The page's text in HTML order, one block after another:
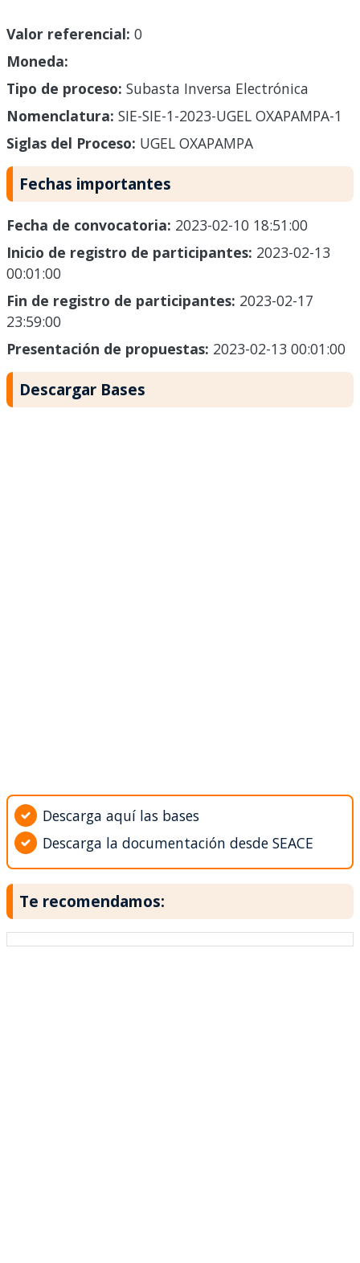
Valor referencial: 0
Moneda:
Tipo de proceso: Subasta Inversa Electrónica
Nomenclatura: SIE-SIE-1-2023-UGEL OXAPAMPA-1
Siglas del Proceso: UGEL OXAPAMPA
Fechas importantes
Fecha de convocatoria: 2023-02-10 18:51:00
Inicio de registro de participantes: 2023-02-13
00:01:00
Fin de registro de participantes: 2023-02-17
23:59:00
Presentación de propuestas: 2023-02-13 00:01:00
Descargar Bases
Descarga aquí las bases
Descarga la documentación desde SEACE
Te recomendamos: